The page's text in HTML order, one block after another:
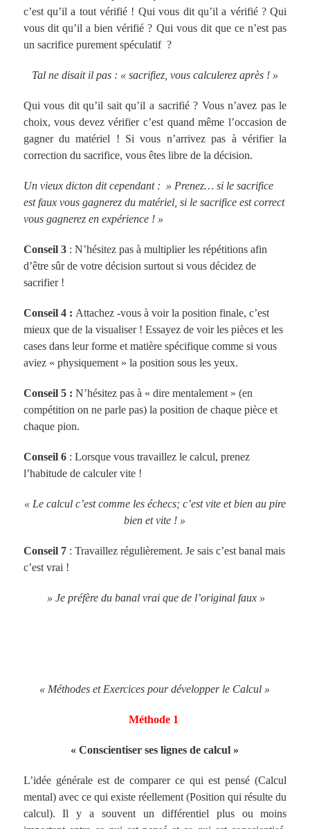
c’est qu’il a tout vérifié ! Qui vous dit qu’il a vérifié ? Qui
vous dit qu’il a bien vérifié ? Qui vous dit que ce n’est pas
un sacrifice purement spéculatif ?
Tal ne disait il pas : « sacrifiez, vous calculerez après ! »
Qui vous dit qu’il sait qu’il a sacrifié ? Vous n’avez pas le
choix, vous devez vérifier c’est quand même l’occasion de
gagner du matériel ! Si vous n’arrivez pas à vérifier la
correction du sacrifice, vous êtes libre de la décision.
Un vieux dicton dit cependant : » Prenez… si le sacrifice
est faux vous gagnerez du matériel, si le sacrifice est correct
vous gagnerez en expérience ! »
Conseil 3: N’hésitez pas à multiplier les répétitions afin
d’être sûr de votre décision surtout si vous décidez de
sacrifier !
Conseil 4 : Attachez -vous à voir la position finale, c’est
mieux que de la visualiser ! Essayez de voir les pièces et les
cases dans leur forme et matière spécifique comme si vous
aviez « physiquement » la position sous les yeux.
Conseil 5 : N’hésitez pas à « dire mentalement » (en
compétition on ne parle pas) la position de chaque pièce et
chaque pion.
Conseil 6: Lorsque vous travaillez le calcul, prenez
l’habitude de calculer vite !
« Le calcul c’est comme les échecs; c’est vite et bien au pire
bien et vite ! »
Conseil 7: Travaillez régulièrement. Je sais c’est banal mais
c’est vrai !
» Je préfère du banal vrai que de l’original faux »
« Méthodes et Exercices pour développer le Calcul »
Méthode 1
« Conscientiser ses lignes de calcul »
L’idée générale est de comparer ce qui est pensé (Calcul
mental) avec ce qui existe réellement (Position qui résulte du
calcul). Il y a souvent un différentiel plus ou moins